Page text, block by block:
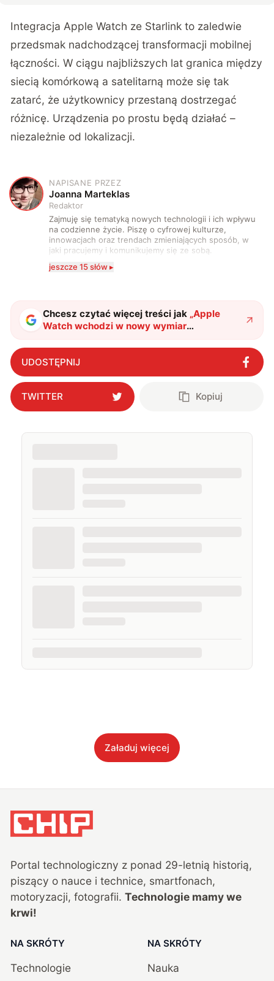
Integracja Apple Watch ze Starlink to zaledwie
przedsmak nadchodzącej transformacji mobilnej
łączności. W ciągu najbliższych lat granica między
siecią komórkową a satelitarną może się tak
zatarć, że użytkownicy przestaną dostrzegać
różnicę. Urządzenia po prostu będą działać –
niezależnie od lokalizacji.
J
NAPISANE PRZEZ
Joanna Marteklas
Redaktor
Zajmuję się tematyką nowych technologii i ich wpływu
na codzienne życie. Piszę o cyfrowej kulturze,
innowacjach oraz trendach zmieniających sposób, w
jaki pracujemy i komunikujemy się ze sobą.
technologii a współczesną popkulturą. W wolnych
jeszcze 15 słów ▸
Chcesz czytać więcej treści jak „Apple
Watch wchodzi w nowy wymiar
komunikacji. Koniec z martwieniem się o
zasięg?"?
UDOSTĘPNIJ
TWITTER Kopiuj
Załaduj więcej
Portal technologiczny z ponad 29-letnią historią,
piszący o nauce i technice, smartfonach,
motoryzacji, fotografii. Technologie mamy we
krwi!
NA SKRÓTY
Technologie
NA SKRÓTY
Nauka